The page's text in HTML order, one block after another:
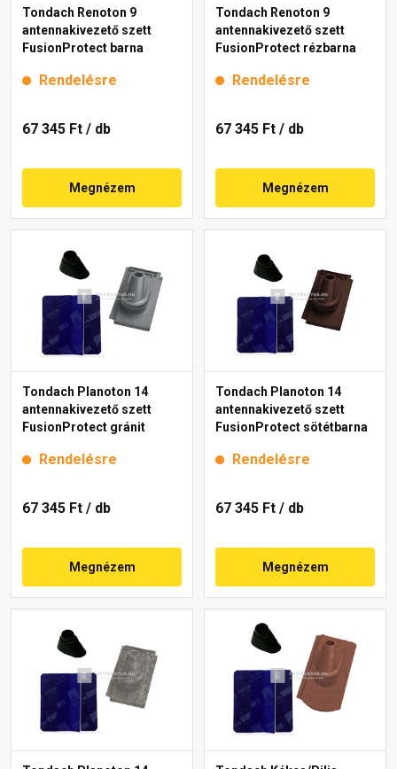
Tondach Renoton 9
antennakivezető szett
FusionProtect barna
Rendelésre
67 345 Ft / db
Megnézem
Tondach Renoton 9
antennakivezető szett
FusionProtect rézbarna
Rendelésre
67 345 Ft / db
Megnézem
Tondach Planoton 14
antennakivezető szett
FusionProtect gránit
Rendelésre
67 345 Ft / db
Megnézem
Tondach Planoton 14
antennakivezető szett
FusionProtect sötétbarna
Rendelésre
67 345 Ft / db
Megnézem